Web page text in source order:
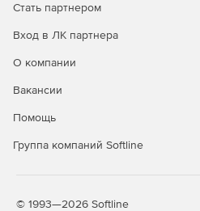
гипертекста (HTTP) без
Возможность создания
Возможность работы в
Восстановление битых
Стать партнером
Вход в ЛК партнера
О компании
Вакансии
Помощь
Группа компаний Softline
© 1993—2026 Softline